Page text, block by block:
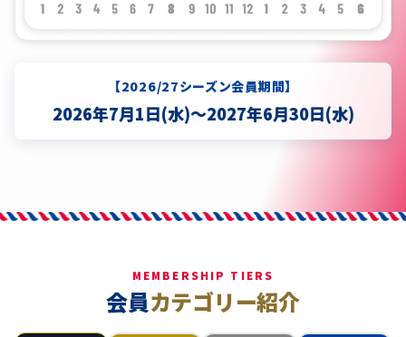
【2026/27シーズン会員期間】
2026年7月1日(水)～2027年6月30日(水)
MEMBERSHIP TIERS
会員カテゴリー紹介